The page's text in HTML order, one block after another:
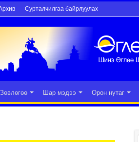
Сурталчилгаа байрлуулах
Зөвлөгөө Шар мэдээ Орон нутаг